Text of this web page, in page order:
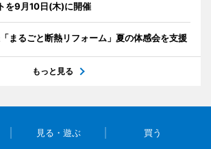
を9月10日(木)に開催
「まるごと断熱リフォーム」夏の体感会を支援
もっと見る
見る・遊ぶ 買う